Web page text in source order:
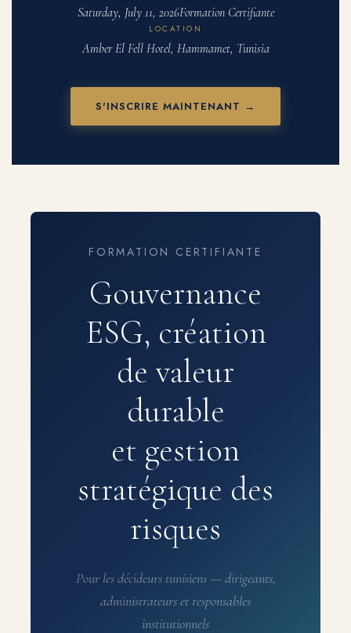
Saturday, July 11, 2026Formation Certifiante
LOCATION
Amber El Fell Hotel, Hammamet, Tunisia
S'INSCRIRE MAINTENANT →
FORMATION CERTIFIANTE
Gouvernance
ESG, création
de valeur
durable
et gestion
stratégique des
risques
Pour les décideurs tunisiens — dirigeants,
administrateurs et responsables
institutionnels